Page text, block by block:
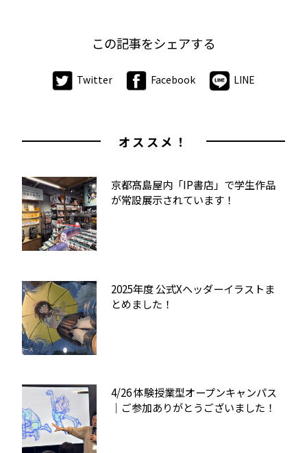
この記事をシェアする
Twitter Facebook LINE
オススメ！
京都髙島屋内「IP書店」で学生作品
が常設展示されています！
2025年度 公式Xヘッダーイラストま
とめました！
4/26 体験授業型オープンキャンパス
｜ご参加ありがとうございました！